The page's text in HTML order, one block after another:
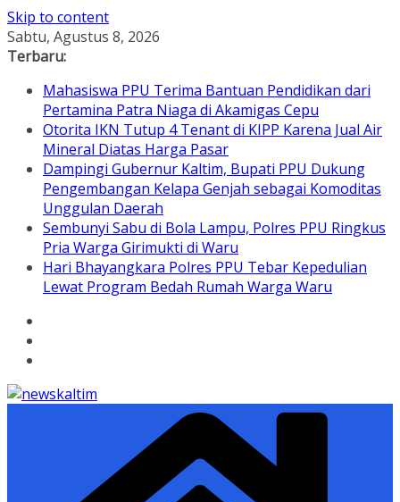
Skip to content
Sabtu, Agustus 8, 2026
Terbaru:
Mahasiswa PPU Terima Bantuan Pendidikan dari
Pertamina Patra Niaga di Akamigas Cepu
Otorita IKN Tutup 4 Tenant di KIPP Karena Jual Air
Mineral Diatas Harga Pasar
Dampingi Gubernur Kaltim, Bupati PPU Dukung
Pengembangan Kelapa Genjah sebagai Komoditas
Unggulan Daerah
Sembunyi Sabu di Bola Lampu, Polres PPU Ringkus
Pria Warga Girimukti di Waru
Hari Bhayangkara Polres PPU Tebar Kepedulian
Lewat Program Bedah Rumah Warga Waru